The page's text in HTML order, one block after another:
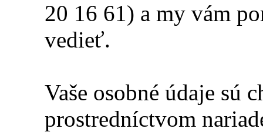
20 16 61) a my vám
vedieť.
Vaše osobné údaje sú
prostredníctvom